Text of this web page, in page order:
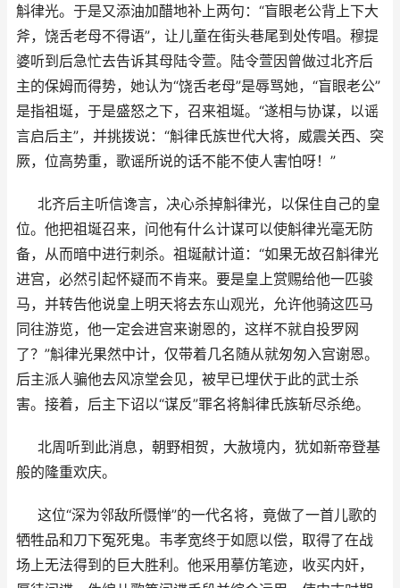
斛律光。于是又添油加醋地补上两句：“盲眼老公背上下大
斧，饶舌老母不得语”，让儿童在街头巷尾到处传唱。穆提
婆听到后急忙去告诉其母陆令萱。陆令萱因曾做过北齐后
主的保姆而得势，她认为“饶舌老母”是辱骂她，“盲眼老公”
是指祖埏，于是盛怒之下，召来祖埏。“遂相与协谋，以谣
言启后主”，并挑拨说：“斛律氏族世代大将，威震关西、突
厥，位高势重，歌谣所说的话不能不使人害怕呀！”
北齐后主听信谗言，决心杀掉斛律光，以保住自己的皇
位。他把祖埏召来，问他有什么计谋可以使斛律光毫无防
备，从而暗中进行刺杀。祖埏献计道：“如果无故召斛律光
进宫，必然引起怀疑而不肯来。要是皇上赏赐给他一匹骏
马，并转告他说皇上明天将去东山观光，允许他骑这匹马
同往游览，他一定会进宫来谢恩的，这样不就自投罗网
了？”斛律光果然中计，仅带着几名随从就匆匆入宫谢恩。
后主派人骗他去风凉堂会见，被早已埋伏于此的武士杀
害。接着，后主下诏以“谋反”罪名将斛律氏族斩尽杀绝。
北周听到此消息，朝野相贺，大赦境内，犹如新帝登基
般的隆重欢庆。
这位“深为邻敌所慑惮”的一代名将，竟做了一首儿歌的
牺牲品和刀下冤死鬼。韦孝宽终于如愿以偿，取得了在战
场上无法得到的巨大胜利。他采用摹仿笔迹，收买内奸，